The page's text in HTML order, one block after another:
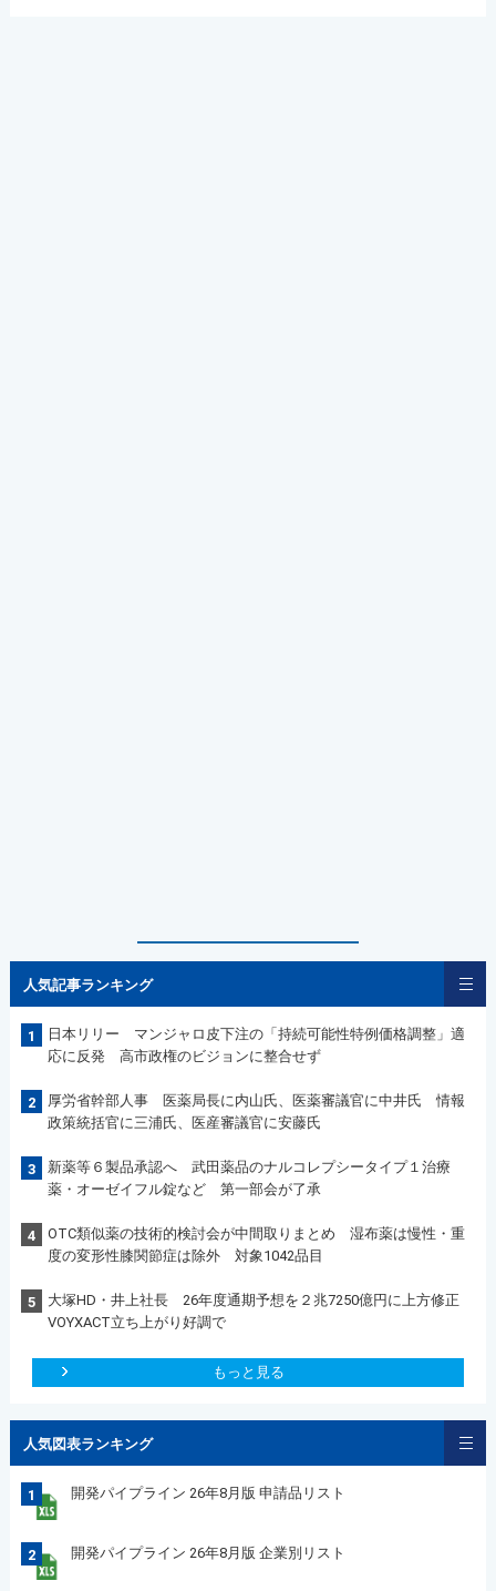
人気記事ランキング
1
日本リリー マンジャロ皮下注の「持続可能性特例価格調整」適
応に反発 高市政権のビジョンに整合せず
2
厚労省幹部人事 医薬局長に内山氏、医薬審議官に中井氏 情報
政策統括官に三浦氏、医産審議官に安藤氏
3
新薬等６製品承認へ 武田薬品のナルコレプシータイプ１治療
薬・オーゼイフル錠など 第一部会が了承
4
OTC類似薬の技術的検討会が中間取りまとめ 湿布薬は慢性・重
度の変形性膝関節症は除外 対象1042品目
5
大塚HD・井上社長 26年度通期予想を２兆7250億円に上方修正
VOYXACT立ち上がり好調で
もっと見る
人気図表ランキング
1 開発パイプライン 26年8月版 申請品リスト
2 開発パイプライン 26年8月版 企業別リスト